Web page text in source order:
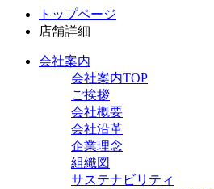
トップページ
店舗詳細
会社案内
会社案内TOP
ご挨拶
会社概要
会社沿革
企業理念
組織図
サステナビリティ